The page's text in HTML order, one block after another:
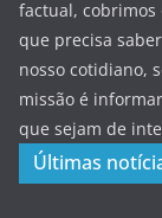
factual, cobrimos
que precisa
nosso cotidiano,
missão é
que sejam de
Últimas